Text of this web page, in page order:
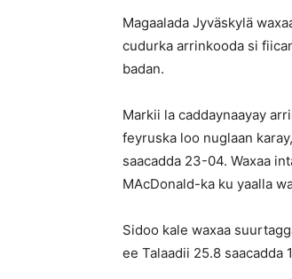
Magaalada Jyväskylä
cudurka arrinkooda si
badan.
Markii la caddaynaayay
feyruska loo nuglaan
saacadda 23-04. Waxaa
MAcDonald-ka ku yaalla
Sidoo kale waxaa
ee Talaadii 25.8 saacadda